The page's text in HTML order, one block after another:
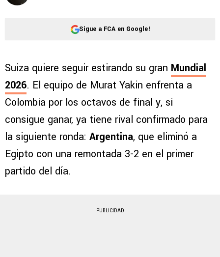
Sigue a FCA en Google!
Suiza quiere seguir estirando su gran Mundial
2026. El equipo de Murat Yakin enfrenta a
Colombia por los octavos de final y, si
consigue ganar, ya tiene rival confirmado para
la siguiente ronda: Argentina, que eliminó a
Egipto con una remontada 3-2 en el primer
partido del día.
PUBLICIDAD